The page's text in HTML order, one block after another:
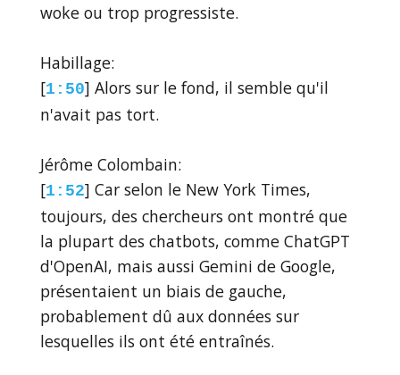
woke ou trop progressiste.
Habillage:
[1:50] Alors sur le fond, il semble qu'il
n'avait pas tort.
Jérôme Colombain:
[1:52] Car selon le New York Times,
toujours, des chercheurs ont montré que
la plupart des chatbots, comme ChatGPT
d'OpenAI, mais aussi Gemini de Google,
présentaient un biais de gauche,
probablement dû aux données sur
lesquelles ils ont été entraînés.